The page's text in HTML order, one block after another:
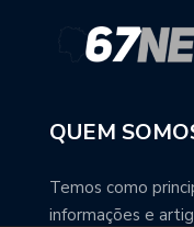
QUEM
Temos como
informações e